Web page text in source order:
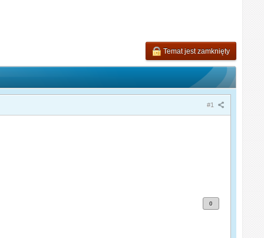
Temat jest zamknięty
#1
0